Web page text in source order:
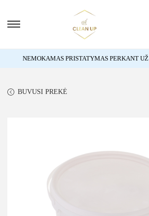
NEMOKAMAS PRISTATYMAS PERKANT
BUVUSI PREKĖ